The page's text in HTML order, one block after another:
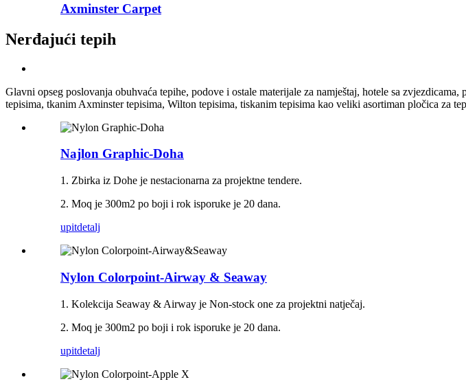
Axminster Carpet
Nerđajući tepih
Glavni opseg poslovanja obuhvaća tepihe, podove i ostale materijale za namještaj, hotele sa
tepisima, tkanim Axminster tepisima, Wilton tepisima, tiskanim tepisima kao veliki asortiman pločica za
Najlon Graphic-Doha
1. Zbirka iz Dohe je nestacionarna za projektne tendere.
2. Moq je 300m2 po boji i rok isporuke je 20 dana.
upitdetalj
Nylon Colorpoint-Airway & Seaway
1. Kolekcija Seaway & Airway je Non-stock one za projektni natječaj.
2. Moq je 300m2 po boji i rok isporuke je 20 dana.
upitdetalj